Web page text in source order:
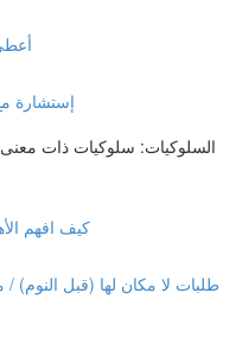
أعطي 20% , إحصلي
إستشارة
السلوكيات: سلوكيات ذات
كيف افهم
طلبات لا مكان لها (قبل